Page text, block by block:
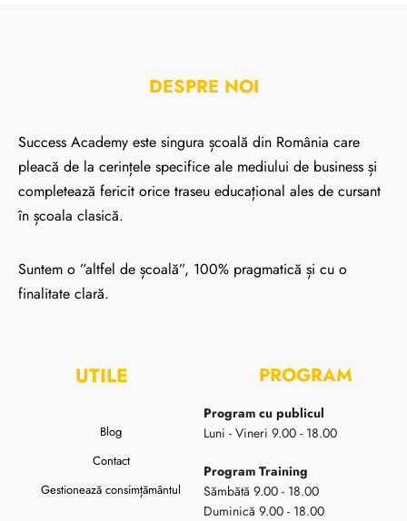
DESPRE NOI
Success Academy este singura școală din România care
pleacă de la cerințele specifice ale mediului de business și
completează fericit orice traseu educațional ales de cursant
în școala clasică.
Suntem o ”altfel de școală”, 100% pragmatică și cu o
finalitate clară.
UTILE
Blog
Contact
Gestionează consimțământul
PROGRAM
Program cu publicul
Luni - Vineri 9.00 - 18.00
Program Training
Sămbătă 9.00 - 18.00
Duminică 9.00 - 18.00